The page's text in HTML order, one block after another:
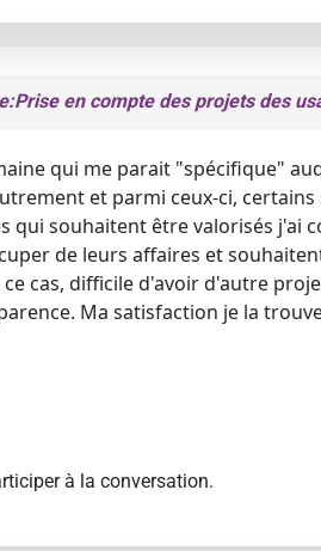
en compte des projets des
qui me parait "spécifique"
et parmi ceux-ci,
qui souhaitent être valorisés
de leurs affaires et
cas, difficile d'avoir d'autre
Ma satisfaction je la
à la conversation.